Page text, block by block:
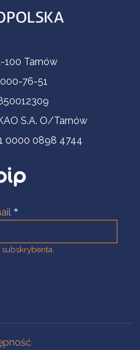
100 Tarnów
76-51
S.A. O/Tarnów
0000 0898 4744